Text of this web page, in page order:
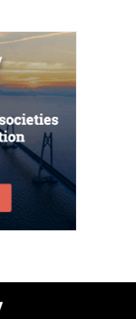
οφειλών από
στον